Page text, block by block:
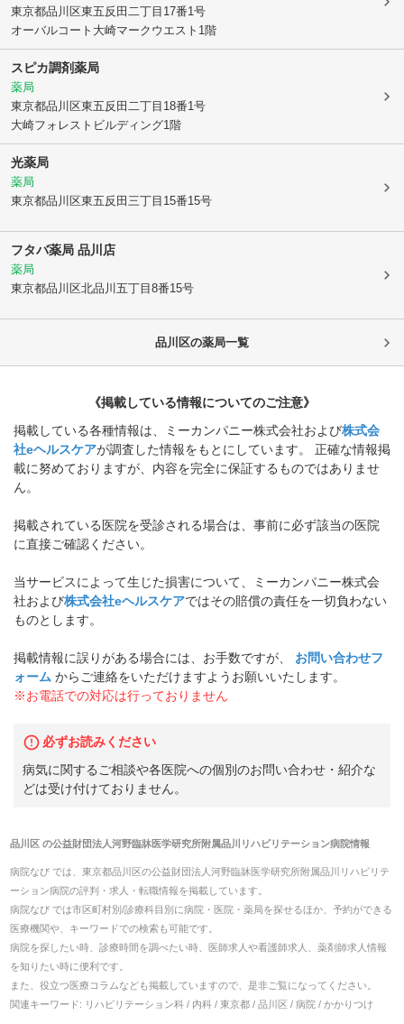
東京都品川区東五反田二丁目17番1号
オーバルコート大崎マークウエスト1階
スピカ調剤薬局
薬局
東京都品川区東五反田二丁目18番1号
大崎フォレストビルディング1階
光薬局
薬局
東京都品川区東五反田三丁目15番15号
フタバ薬局 品川店
薬局
東京都品川区北品川五丁目8番15号
品川区の薬局一覧
《掲載している情報についてのご注意》
掲載している各種情報は、ミーカンパニー株式会社および株式会
社eヘルスケアが調査した情報をもとにしています。 正確な情報掲
載に努めておりますが、内容を完全に保証するものではありませ
ん。
掲載されている医院を受診される場合は、事前に必ず該当の医院
に直接ご確認ください。
当サービスによって生じた損害について、ミーカンパニー株式会
社および株式会社eヘルスケアではその賠償の責任を一切負わない
ものとします。
掲載情報に誤りがある場合には、お手数ですが、
お問い合わせフ
ォーム からご連絡をいただけますようお願いいたします。
※お電話での対応は行っておりません
必ずお読みください
病気に関するご相談や各医院への個別のお問い合わせ・紹介な
どは受け付けておりません。
品川区の公益財団法人河野臨牀医学研究所附属品川リハビリテーション病院情報
病院なび では、 東京都品川区の公益財団法人河野臨牀医学研究所附属品川リハビリテ
ーション病院の評判・求人・転職情報を掲載しています。
病院なび では市区町村別/診療科目別に病院・医院・薬局を探せるほか、予約ができる
医療機関や、キーワードでの検索も可能です。
病院を探したい時、診療時間を調べたい時、医師求人や看護師求人、薬剤師求人情報
を知りたい時に便利です。
また、役立つ医療コラムなども掲載していますので、是非ご覧になってください。
関連キーワード: リハビリテーション科 / 内科 / 東京都 / 品川区 / 病院 / かかりつけ